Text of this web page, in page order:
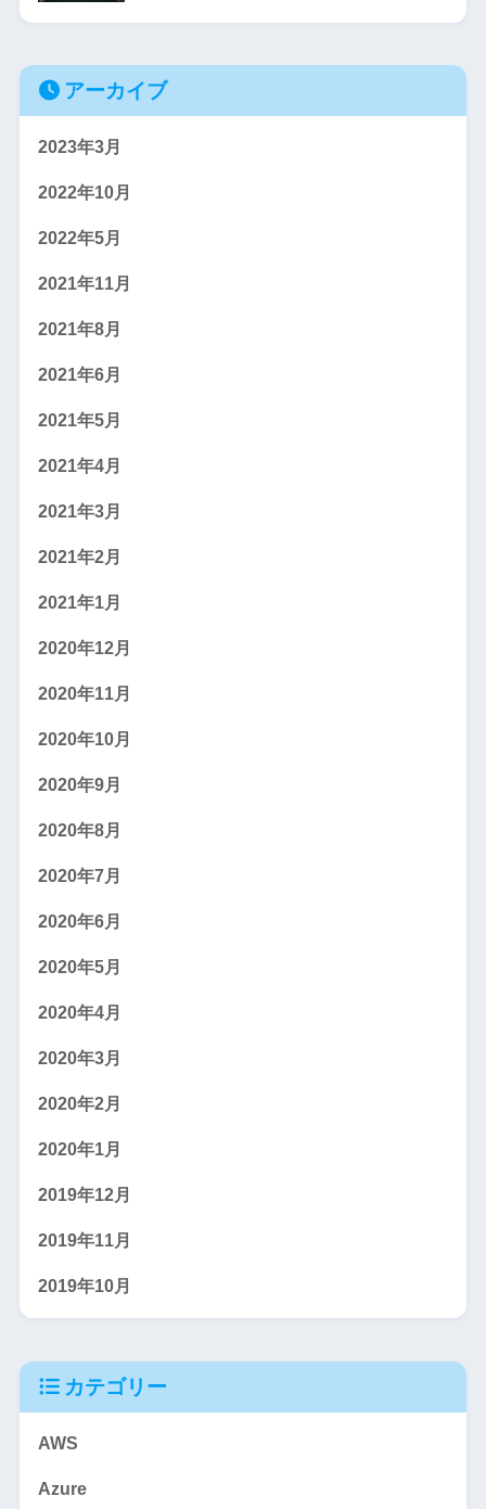
アーカイブ
2023年3月
2022年10月
2022年5月
2021年11月
2021年8月
2021年6月
2021年5月
2021年4月
2021年3月
2021年2月
2021年1月
2020年12月
2020年11月
2020年10月
2020年9月
2020年8月
2020年7月
2020年6月
2020年5月
2020年4月
2020年3月
2020年2月
2020年1月
2019年12月
2019年11月
2019年10月
カテゴリー
AWS
Azure